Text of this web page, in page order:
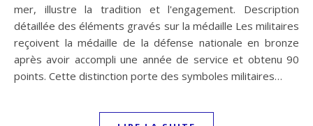
mer, illustre la tradition et l'engagement. Description
détaillée des éléments gravés sur la médaille Les militaires
reçoivent la médaille de la défense nationale en bronze
après avoir accompli une année de service et obtenu 90
points. Cette distinction porte des symboles militaires…